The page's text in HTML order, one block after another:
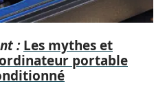
: Les mythes et
portable